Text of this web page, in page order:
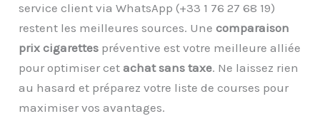
service client via WhatsApp (+33 1 76 27 68 19)
restent les meilleures sources. Unecomparaison
prix cigarettes préventive est votre meilleure alliée
pour optimiser cetachat sans taxe. Ne laissez rien
au hasard et préparez votre liste de courses pour
maximiser vos avantages.